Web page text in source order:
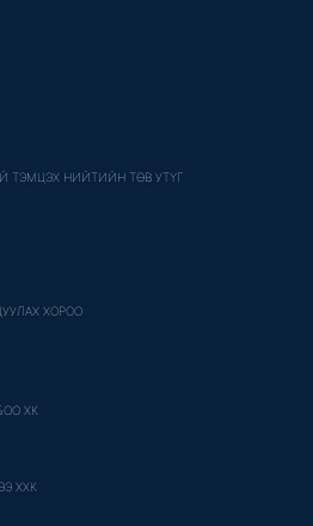
ТЭМЦЭХ НИЙТИЙН ТӨВ УТҮГ
ХОРОО
ХК
ХХК